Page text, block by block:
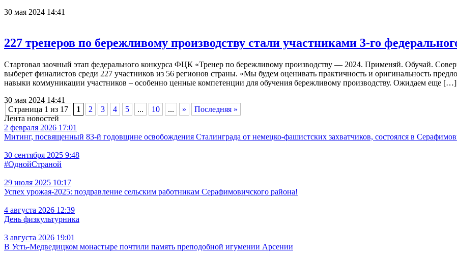
30 мая 2024 14:41
227 тренеров по бережливому производству стали участниками 3-го
Стартовал заочный этап федерального конкурса ФЦК «Тренер по бережливому производству — 2024. Применяй. Обучай.
выберет финалистов среди 227 участников из 56 регионов страны. «Мы будем оценивать практичность и оригинальность
навыки коммуникации участников – особенно ценные компетенции для обучения бережливому производству. Ожидаем еще […]
30 мая 2024 14:41
Страница 1 из 17
1 2 3 4 5 ... 10 ... »
Последняя »
Лента новостей
2 февраля 2026 17:01
Митинг, посвященный 83-й годовщине освобождения Сталинграда от немецко-фашистских захватчиков, состоялся в
30 сентября 2025 9:48
#ОднойСтраной
29 июля 2025 10:17
Успех урожая-2025: поздравление сельским работникам Серафимовичского района!
4 августа 2026 12:39
День физкультурника
3 августа 2026 19:01
В Усть‑Медведицком монастыре почтили память преподобной игумении Арсении